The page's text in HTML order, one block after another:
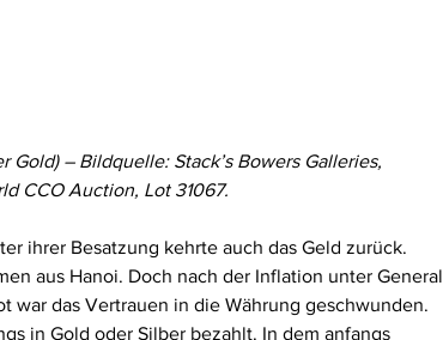
Gold) – Bildquelle: Stack’s Bowers Galleries,
CCO Auction, Lot 31067.
ihrer Besatzung kehrte auch das Geld zurück.
aus Hanoi. Doch nach der Inflation unter General
war das Vertrauen in die Währung geschwunden.
in Gold oder Silber bezahlt. In dem anfangs